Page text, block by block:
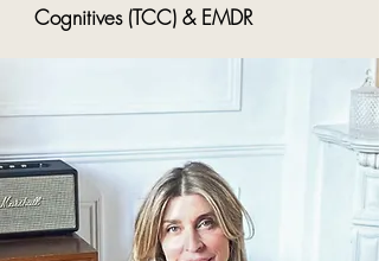
Cognitives (TCC) & EMDR